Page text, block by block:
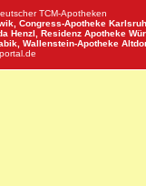
TCM-Apotheken
Congress-Apotheke
Henzl, Residenz Apotheke
Wallenstein-Apotheke